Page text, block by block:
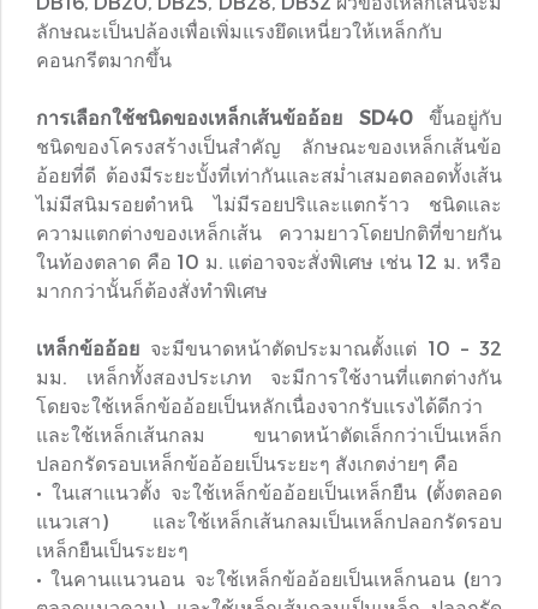
ลักษณะเป็นปล้องเพื่อเพิ่มแรงยึดเหนี่ยวให้เหล็กกับ
คอนกรีตมากขึ้น
การเลือกใช้ชนิดของเหล็กเส้นข้ออ้อย SD40ขึ้นอยู่กับ
ชนิดของโครงสร้างเป็นสำคัญ ลักษณะของเหล็กเส้นข้อ
อ้อยที่ดี ต้องมีระยะบั้งที่เท่ากันและสม่ำเสมอตลอดทั้งเส้น
ไม่มีสนิมรอยตำหนิ ไม่มีรอยปริและแตกร้าว ชนิดและ
ความแตกต่างของเหล็กเส้น ความยาวโดยปกติที่ขายกัน
ในท้องตลาด คือ 10 ม. แต่อาจจะสั่งพิเศษ เช่น 12 ม. หรือ
มากกว่านั้นก็ต้องสั่งทำพิเศษ
เหล็กข้ออ้อย จะมีขนาดหน้าตัดประมาณตั้งแต่ 10 – 32
มม. เหล็กทั้งสองประเภท จะมีการใช้งานที่แตกต่างกัน
โดยจะใช้เหล็กข้ออ้อยเป็นหลักเนื่องจากรับแรงได้ดีกว่า
และใช้เหล็กเส้นกลม ขนาดหน้าตัดเล็กกว่าเป็นเหล็ก
ปลอกรัดรอบเหล็กข้ออ้อยเป็นระยะๆ สังเกตง่ายๆ คือ
• ในเสาแนวตั้ง จะใช้เหล็กข้ออ้อยเป็นเหล็กยืน (ตั้งตลอด
แนวเสา) และใช้เหล็กเส้นกลมเป็นเหล็กปลอกรัดรอบ
เหล็กยืนเป็นระยะๆ
• ในคานแนวนอน จะใช้เหล็กข้ออ้อยเป็นเหล็กนอน (ยาว